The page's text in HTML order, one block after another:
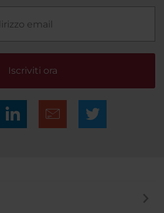
Iscriviti ora